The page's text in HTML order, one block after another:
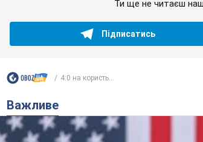
Ти ще не читаєш
Підписатись
4:0 на користь...
Важливе